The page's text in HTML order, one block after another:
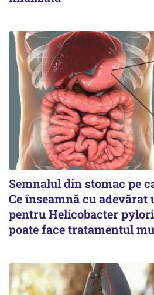
Semnalul din stomac pe
Ce înseamnă cu
pentru Helicobacter
poate face tratamentul